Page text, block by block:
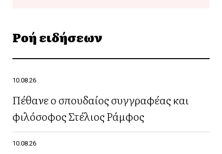
Ροή ειδήσεων
10.08.26
Πέθανε ο σπουδαίος συγγραφέας και
φιλόσοφος Στέλιος Ράμφος
10.08.26